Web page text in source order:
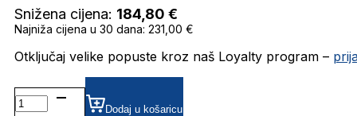
Snižena cijena: 184,80 €
Najniža cijena u 30 dana: 231,00 €
Otključaj velike popuste kroz naš Loyalty program –
AH9463
GRADIJENT SUNČANE
Dodaj u košaricu